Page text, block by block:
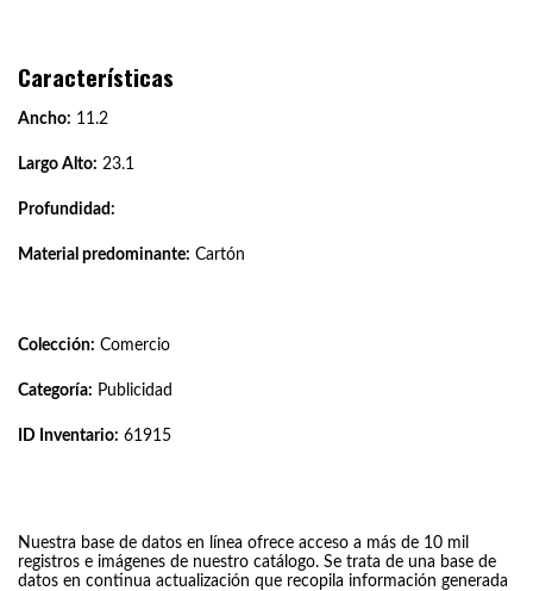
Características
Ancho: 11.2
Largo Alto: 23.1
Profundidad:
Material predominante: Cartón
Colección: Comercio
Categoría: Publicidad
ID Inventario: 61915
Nuestra base de datos en línea ofrece acceso a más de 10 mil
registros e imágenes de nuestro catálogo. Se trata de una base de
datos en continua actualización que recopila información generada